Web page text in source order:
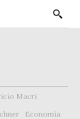
Macri
Economía